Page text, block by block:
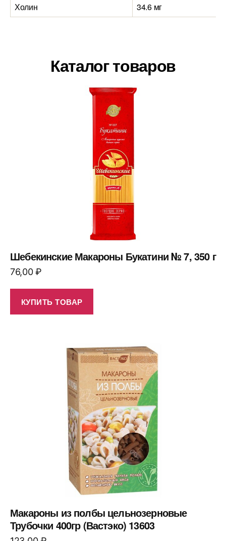
Холин
34.6 мг
Каталог товаров
Шебекинские Макароны Букатини № 7, 350 г
76,00₽
КУПИТЬ ТОВАР
Макароны из полбы цельнозерновые
Трубочки 400гр (Вастэко) 13603